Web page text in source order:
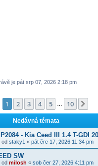
je pát srp 07, 2026 2:18 pm
Stránka z 10
1 2 3 4 5 10
Nedávná témata
- Kia Ceed III 1.4 T-GDI
od staky1 « pát črc 17, 2026 11:34 pm
SW
od milosh « sob čer 27, 2026 4:11 pm